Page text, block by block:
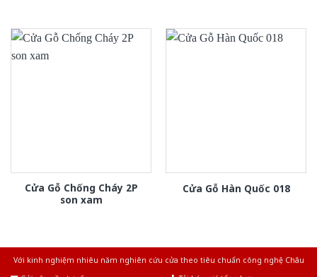
Cửa Gỗ Chống Cháy 2P
son xam
Cửa Gỗ Hàn Quốc 018
Với kinh nghiệm nhiêu năm nghiên cứu cửa theo tiêu chuẩn công nghệ Châu